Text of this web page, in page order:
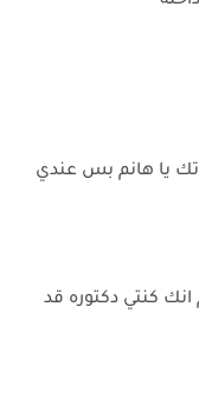
يا هانم بس عندي
كنتي دكتوره قد